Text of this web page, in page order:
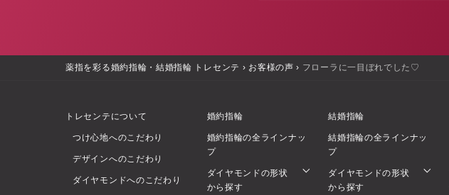
薬指を彩る婚約指輪・結婚指輪 トレセンテ › お客様の声 › フローラに一目ぼれでした♡
トレセンテについて
つけ心地へのこだわり
デザインへのこだわり
ダイヤモンドへのこだわり
婚約指輪
婚約指輪の全ラインナッ
プ
ダイヤモンドの形状
から探す
結婚指輪
結婚指輪の全ラインナッ
プ
ダイヤモンドの形状
から探す